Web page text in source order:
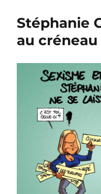
Far
!
Stéphanie
au créneau